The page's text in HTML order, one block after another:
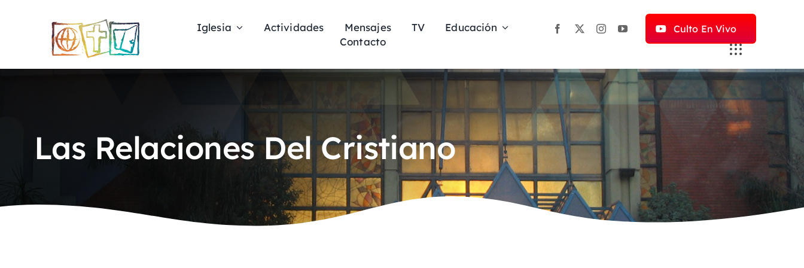
Iglesia Actividades Mensajes TV
Educación
Contacto
Culto En Vivo
Las Relaciones Del Cristiano